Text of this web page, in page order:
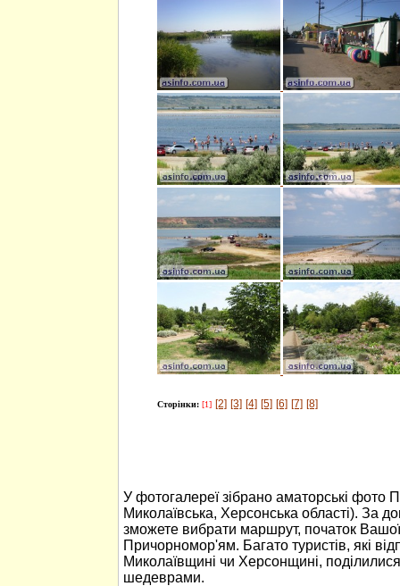
Сторінки: [1] [2] [3] [4] [5] [6] [7] [8]
У фотогалереї зібрано аматорські фото
Миколаївська, Херсонська області). За
зможете вибрати маршрут, початок
Причорномор'ям. Багато туристів, які
Миколаївщині чи Херсонщині,
шедеврами.